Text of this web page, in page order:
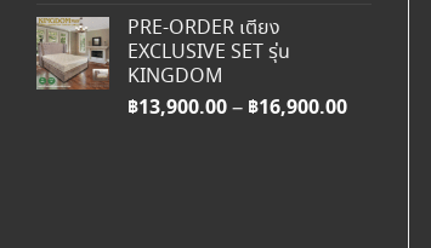
PRE-ORDER เตียง
EXCLUSIVE SET รุ่น
KINGDOM
฿13,900.00– ฿16,900.00Price